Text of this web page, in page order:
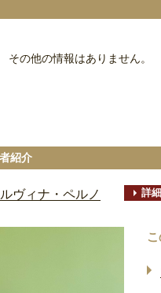
その他の情報はありません。
紹介
ヴィナ・ペルノ 詳